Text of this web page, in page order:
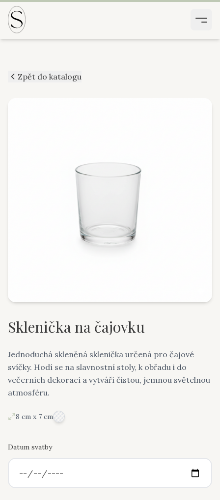
Zpět do katalogu
Sklenička na čajovku
Jednoduchá skleněná sklenička určená pro čajové
svíčky. Hodí se na slavnostní stoly, k obřadu i do
večerních dekorací a vytváří čistou, jemnou světelnou
atmosféru.
8 cm x 7 cm
Datum svatby